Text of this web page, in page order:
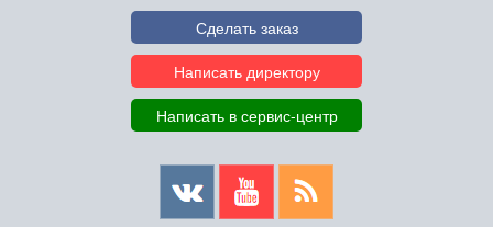
Сделать заказ
Написать директору
Написать в сервис-центр